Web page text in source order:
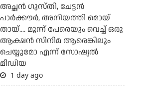
അച്ഛന്‍ ഗുസ്തി, ചേട്ടന്‍
പാര്‍ക്കൗര്‍, അനിയത്തി മൊയ്
തായ്.... മൂന്ന് പേരെയും വെച്ച് ഒരു
ആക്ഷന്‍ സിനിമ ആരെങ്കിലും
ചെയ്യുമോ എന്ന് സോഷ്യല്‍
മീഡിയ
1 day ago